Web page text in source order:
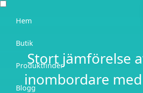
Hem
Butik
Produktfinder
Blogg
Stort jämförelse
inombordare